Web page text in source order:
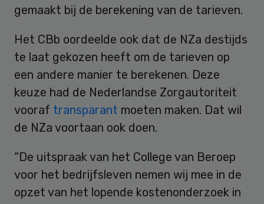
gemaakt bij de berekening van de tarieven.
Het CBb oordeelde ook dat de NZa destijds
te laat gekozen heeft om de tarieven op
een andere manier te berekenen. Deze
keuze had de Nederlandse Zorgautoriteit
vooraf transparant moeten maken. Dat wil
de NZa voortaan ook doen.
“De uitspraak van het College van Beroep
voor het bedrijfsleven nemen wij mee in de
opzet van het lopende kostenonderzoek in